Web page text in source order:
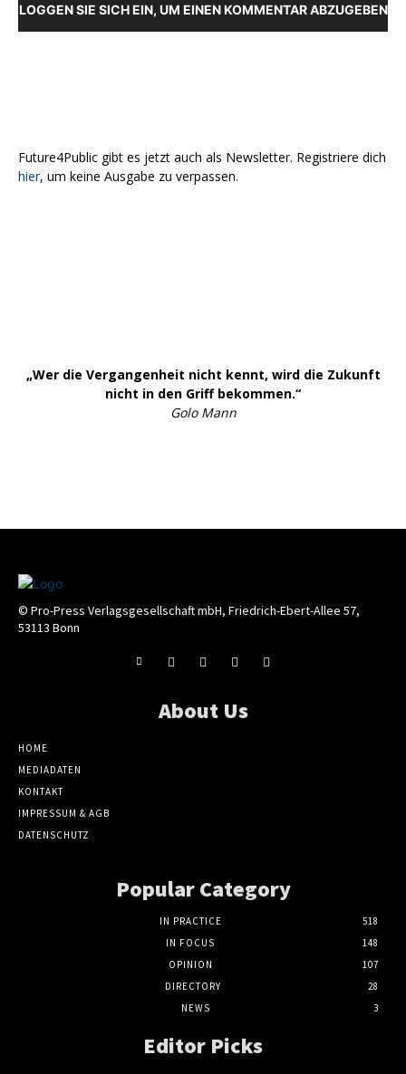
LOGGEN SIE SICH EIN, UM EINEN KOMMENTAR ABZUGEBEN
Future4Public gibt es jetzt auch als Newsletter. Registriere dich
hier, um keine Ausgabe zu verpassen.
„Wer die Vergangenheit nicht kennt, wird die Zukunft
nicht in den Griff bekommen.“
Golo Mann
© Pro-Press Verlagsgesellschaft mbH, Friedrich-Ebert-Allee 57,
53113 Bonn
About Us
HOME
MEDIADATEN
KONTAKT
IMPRESSUM & AGB
DATENSCHUTZ
Popular Category
IN PRACTICE
518
IN FOCUS
148
OPINION
107
DIRECTORY
28
NEWS
3
Editor Picks